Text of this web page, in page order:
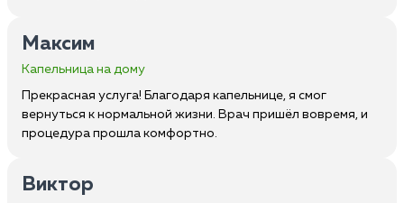
Максим
Капельница на дому
Прекрасная услуга! Благодаря капельнице, я смог
вернуться к нормальной жизни. Врач пришёл вовремя, и
процедура прошла комфортно.
Виктор